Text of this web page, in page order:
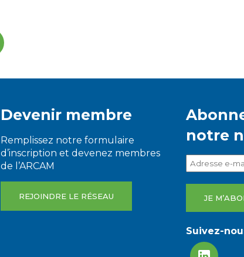
Devenir membre
Remplissez notre formulaire
d’inscription et devenez membres
de l’ARCAM
REJOINDRE LE RÉSEAU
notre
Suivez-